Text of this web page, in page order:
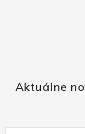
Aktuálne